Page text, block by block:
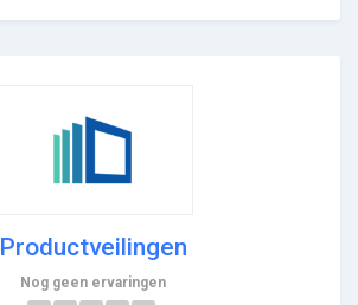
Productveilingen
Nog geen ervaringen